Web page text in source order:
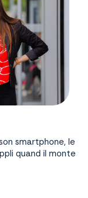
smartphone, le
quand il monte